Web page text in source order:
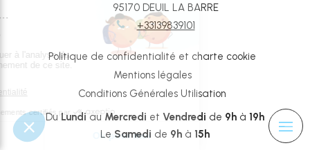
95170 DEUIL LA BARRE
+33139839101
Politique de confidentialité et charte cookie
Mentions légales
Conditions Générales Utilisation
Du LundiauMercredi et Vendredi de 9h à 19h
Le Samedi de 9h à 15h